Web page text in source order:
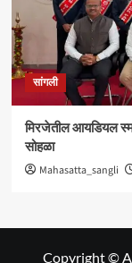
सांगली
मिरजेतील आयडियल
सोहळा
Mahasatta_sangli
Copyright ©